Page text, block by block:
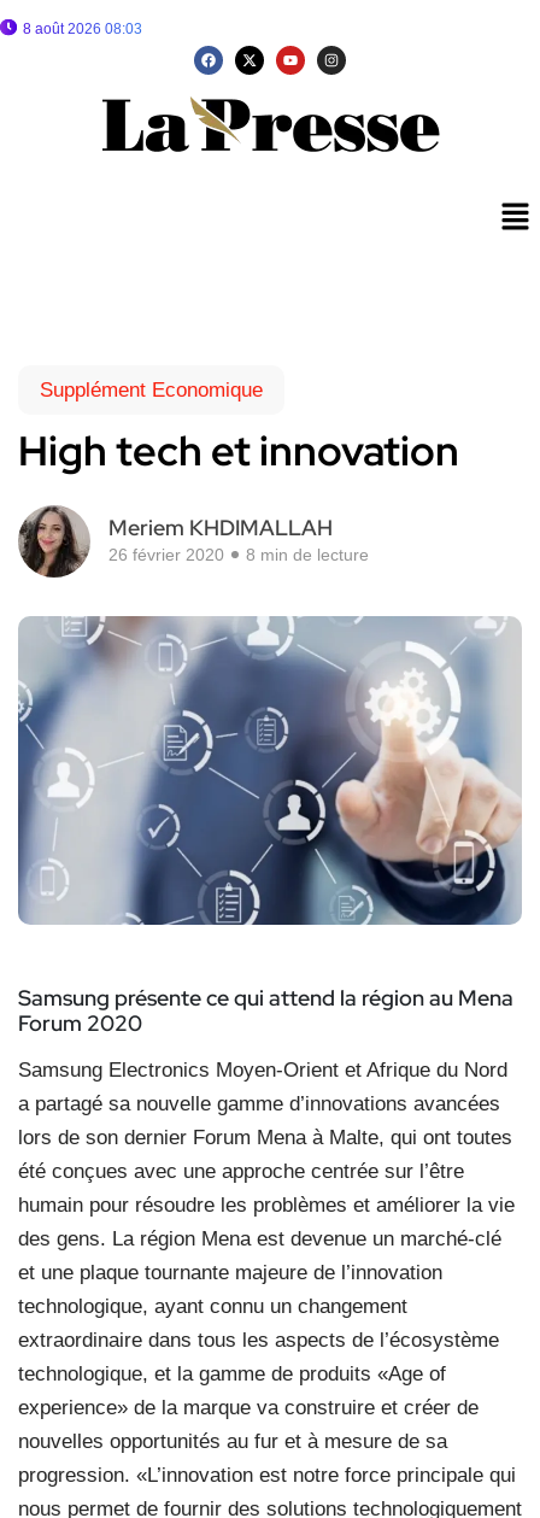
8 août 2026 08:03
Supplément Economique
High tech et innovation
Meriem KHDIMALLAH
26 février 2020 8 min de lecture
Samsung présente ce qui attend la région au Mena
Forum 2020
Samsung Electronics Moyen-Orient et Afrique du Nord
a partagé sa nouvelle gamme d’innovations avancées
lors de son dernier Forum Mena à Malte, qui ont toutes
été conçues avec une approche centrée sur l’être
humain pour résoudre les problèmes et améliorer la vie
des gens. La région Mena est devenue un marché-clé
et une plaque tournante majeure de l’innovation
technologique, ayant connu un changement
extraordinaire dans tous les aspects de l’écosystème
technologique, et la gamme de produits «Age of
experience» de la marque va construire et créer de
nouvelles opportunités au fur et à mesure de sa
progression. «L’innovation est notre force principale qui
nous permet de fournir des solutions technologiquement